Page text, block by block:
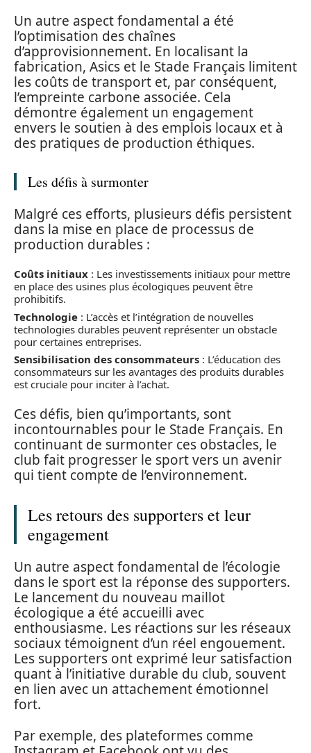
Un autre aspect fondamental a été
l’optimisation des chaînes
d’approvisionnement. En localisant la
fabrication, Asics et le Stade Français limitent
les coûts de transport et, par conséquent,
l’empreinte carbone associée. Cela
démontre également un engagement
envers le soutien à des emplois locaux et à
des pratiques de production éthiques.
Les défis à surmonter
Malgré ces efforts, plusieurs défis persistent
dans la mise en place de processus de
production durables :
Coûts initiaux : Les investissements initiaux pour mettre
en place des usines plus écologiques peuvent être
prohibitifs.
Technologie : L’accès et l’intégration de nouvelles
technologies durables peuvent représenter un obstacle
pour certaines entreprises.
Sensibilisation des consommateurs : L’éducation des
consommateurs sur les avantages des produits durables
est cruciale pour inciter à l’achat.
Ces défis, bien qu’importants, sont
incontournables pour le Stade Français. En
continuant de surmonter ces obstacles, le
club fait progresser le sport vers un avenir
qui tient compte de l’environnement.
Les retours des supporters et leur
engagement
Un autre aspect fondamental de l’écologie
dans le sport est la réponse des supporters.
Le lancement du nouveau maillot
écologique a été accueilli avec
enthousiasme. Les réactions sur les réseaux
sociaux témoignent d’un réel engouement.
Les supporters ont exprimé leur satisfaction
quant à l’initiative durable du club, souvent
en lien avec un attachement émotionnel
fort.
Par exemple, des plateformes comme